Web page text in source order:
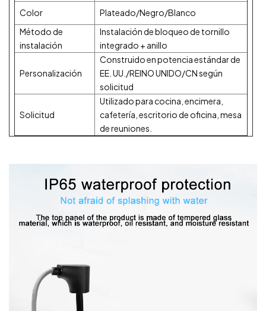
Color
Plateado/Negro/Blanco
Método de
instalación
Instalación de bloqueo de tornillo
integrado + anillo
Personalización
Construido en potencia estándar de
EE. UU./REINO UNIDO/CN según
solicitud
Solicitud
Utilizado para cocina, encimera,
cafetería, escritorio de oficina, mesa
de reuniones.